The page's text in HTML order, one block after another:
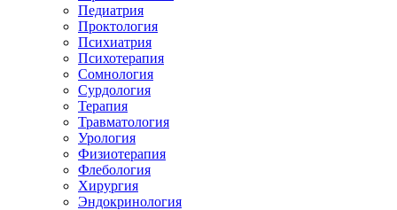
Педиатрия
Проктология
Психиатрия
Психотерапия
Сомнология
Сурдология
Терапия
Травматология
Урология
Физиотерапия
Флебология
Хирургия
Эндокринология